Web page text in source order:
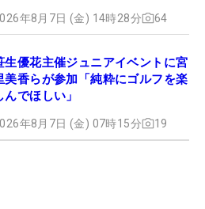
年8月7日 (金) 14時28分 64
生優花主催ジュニアイベントに宮
美香らが参加「純粋にゴルフを楽
んでほしい」
年8月7日 (金) 07時15分 19